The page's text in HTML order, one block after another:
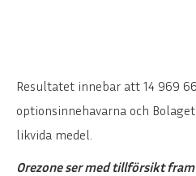
Resultatet innebar att 14 969
optionsinnehavarna och
likvida medel.
Orezone ser med tillförsikt